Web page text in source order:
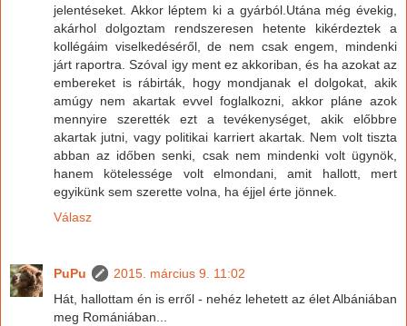
jelentéseket. Akkor léptem ki a gyárból.Utána még évekig,
akárhol dolgoztam rendszeresen hetente kikérdeztek a
kollégáim viselkedéséről, de nem csak engem, mindenki
járt raportra. Szóval igy ment ez akkoriban, és ha azokat az
embereket is rábirták, hogy mondjanak el dolgokat, akik
amúgy nem akartak evvel foglalkozni, akkor pláne azok
mennyire szerették ezt a tevékenységet, akik előbbre
akartak jutni, vagy politikai karriert akartak. Nem volt tiszta
abban az időben senki, csak nem mindenki volt ügynök,
hanem kötelessége volt elmondani, amit hallott, mert
egyikünk sem szerette volna, ha éjjel érte jönnek.
Válasz
PuPu
2015. március 9. 11:02
Hát, hallottam én is erről - nehéz lehetett az élet Albániában
meg Romániában...